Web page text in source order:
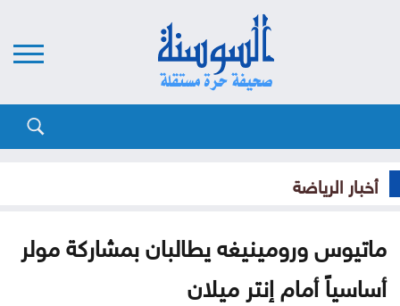
أخبار الرياضة
ماتيوس ورومينيغه يطالبان بمشاركة مولر
أساسياً أمام إنتر ميلان